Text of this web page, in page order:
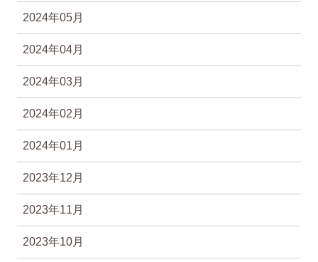
2024年05月
2024年04月
2024年03月
2024年02月
2024年01月
2023年12月
2023年11月
2023年10月